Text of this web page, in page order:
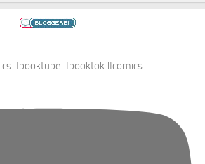
#booktube #booktok #comics